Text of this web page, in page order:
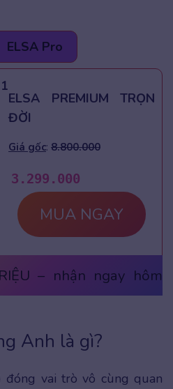
ELSA Pro
ELSA PREMIUM TRỌN
ĐỜI
Giá gốc:8.800.000
3.299.000
MUA NGAY
– nhận ngay hôm
Anh là gì?
đóng vai trò vô cùng quan